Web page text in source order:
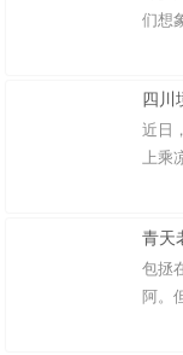
们想
四川
近日
上乘
青天
包拯
阿。